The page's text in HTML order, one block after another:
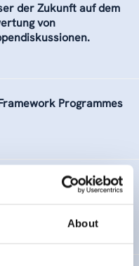
About
der Zukunft auf dem
von
Programmes
und
als Basis für die